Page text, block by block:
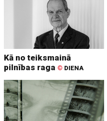
Kā no teiksmainā
pilnības raga © DIENA